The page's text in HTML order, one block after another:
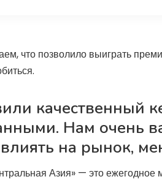
что позволило выиграть
качественный
Нам очень
на рынок,
Азия» — это ежегодное